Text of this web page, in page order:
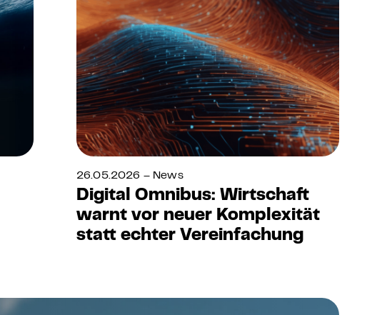
26.05.2026 – News
Digital Omnibus: Wirtschaft
warnt vor neuer Komplexität
statt echter Vereinfachung